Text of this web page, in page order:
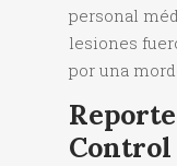
personal
lesiones
por una
Control